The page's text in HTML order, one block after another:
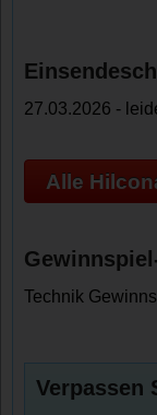
27.03.2026 -
Alle
Technik
Verpassen